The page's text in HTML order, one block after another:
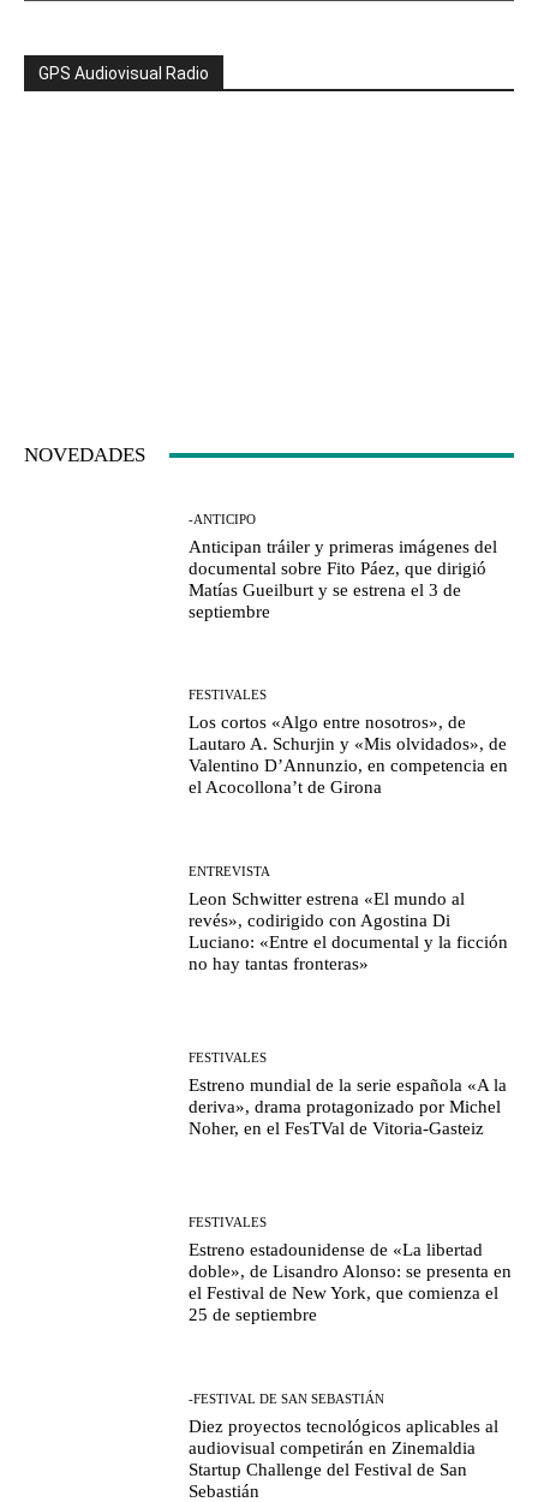
GPS Audiovisual Radio
NOVEDADES
-ANTICIPO
Anticipan tráiler y primeras imágenes del
documental sobre Fito Páez, que dirigió
Matías Gueilburt y se estrena el 3 de
septiembre
FESTIVALES
Los cortos «Algo entre nosotros», de
Lautaro A. Schurjin y «Mis olvidados», de
Valentino D’Annunzio, en competencia en
el Acocollona’t de Girona
ENTREVISTA
Leon Schwitter estrena «El mundo al
revés», codirigido con Agostina Di
Luciano: «Entre el documental y la ficción
no hay tantas fronteras»
FESTIVALES
Estreno mundial de la serie española «A la
deriva», drama protagonizado por Michel
Noher, en el FesTVal de Vitoria-Gasteiz
FESTIVALES
Estreno estadounidense de «La libertad
doble», de Lisandro Alonso: se presenta en
el Festival de New York, que comienza el
25 de septiembre
-FESTIVAL DE SAN SEBASTIÁN
Diez proyectos tecnológicos aplicables al
audiovisual competirán en Zinemaldia
Startup Challenge del Festival de San
Sebastián